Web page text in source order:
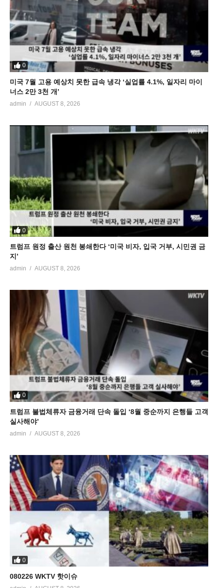
0
미국 7월 고용 예상치 못한 급속 냉각 ‘실업률 4.1%, 일자리 마이
너스 2만 3천 개’
admin AUGUST 8, 2026
0
트럼프 원정 출산 원천 봉쇄한다 ‘미국 비자, 입국 거부, 시민권 금
지’
admin AUGUST 8, 2026
0
트럼프 불법체류자 금융거래 단속 돌입 ‘8월 중순까지 은행들 고객
실사해야’
admin AUGUST 8, 2026
0
080226 WKTV 핫이슈